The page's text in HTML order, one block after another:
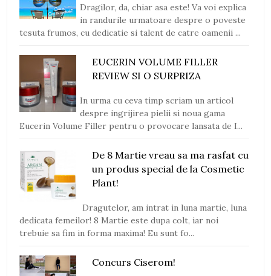
Dragilor, da, chiar asa este! Va voi explica
in randurile urmatoare despre o poveste
tesuta frumos, cu dedicatie si talent de catre oamenii ...
EUCERIN VOLUME FILLER
REVIEW SI O SURPRIZA
In urma cu ceva timp scriam un articol
despre ingrijirea pielii si noua gama
Eucerin Volume Filler pentru o provocare lansata de I...
De 8 Martie vreau sa ma rasfat cu
un produs special de la Cosmetic
Plant!
Dragutelor, am intrat in luna martie, luna
dedicata femeilor! 8 Martie este dupa colt, iar noi
trebuie sa fim in forma maxima! Eu sunt fo...
Concurs Ciserom!